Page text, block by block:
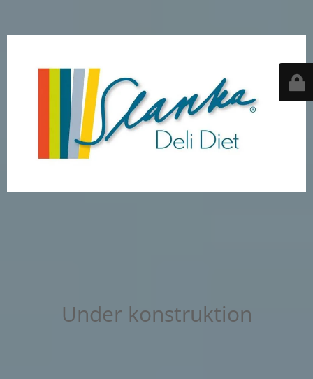
Under konstruktion